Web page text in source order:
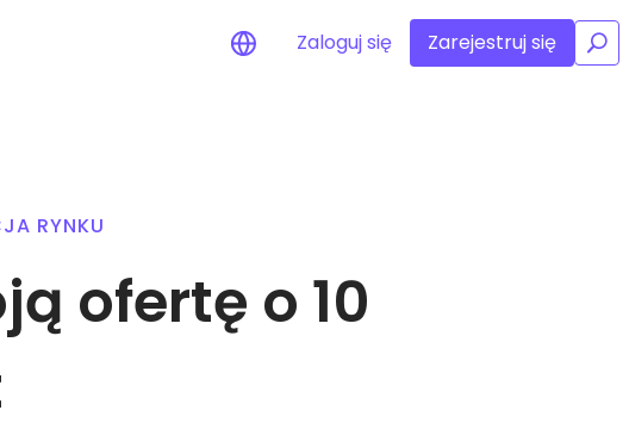
Odkryj możliwości inwestycyjne
Analiza portfolio
Inteligentna obserwacja
Zaloguj się Zarejestruj się /
RYNKU
ofertę o 10